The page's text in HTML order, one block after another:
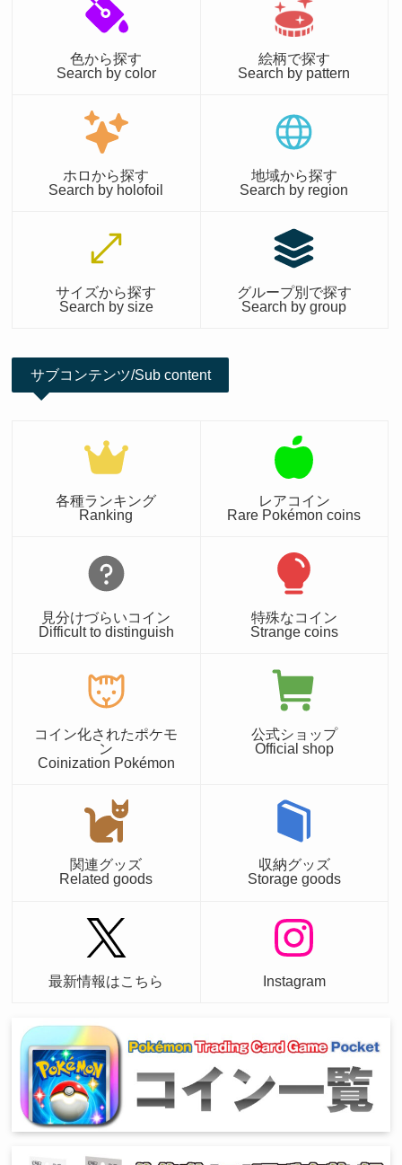
色から探す
Search by color
絵柄で探す
Search by pattern
ホロから探す
Search by holofoil
地域から探す
Search by region
サイズから探す
Search by size
グループ別で探す
Search by group
サブコンテンツ/Sub content
各種ランキング
Ranking
レアコイン
Rare Pokémon coins
見分けづらいコイン
Difficult to distinguish
特殊なコイン
Strange coins
コイン化されたポケモ
ン
Coinization Pokémon
公式ショップ
Official shop
関連グッズ
Related goods
収納グッズ
Storage goods
最新情報はこちら Instagram